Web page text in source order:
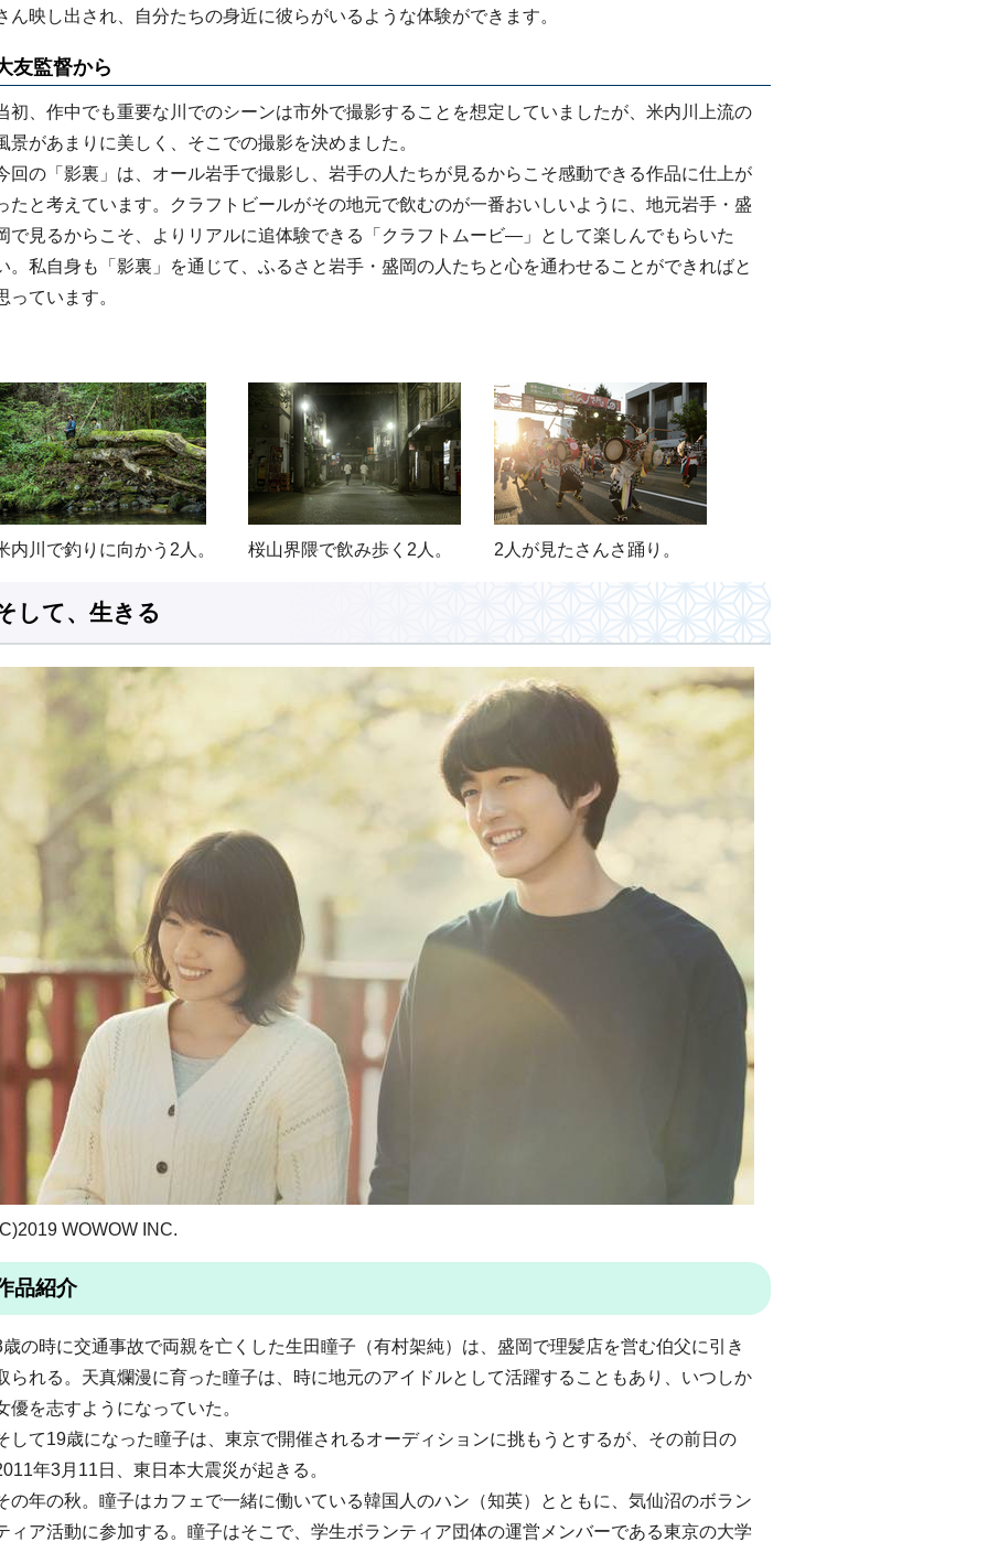
ん映し出され、自分たちの身近に彼らがいるような体験ができます。
友監督から
初、作中でも重要な川でのシーンは市外で撮影することを想定していましたが、米内川上流の
景があまりに美しく、そこでの撮影を決めました。
回の「影裏」は、オール岩手で撮影し、岩手の人たちが見るからこそ感動できる作品に仕上が
たと考えています。クラフトビールがその地元で飲むのが一番おいしいように、地元岩手・盛
で見るからこそ、よりリアルに追体験できる「クラフトムービ―」として楽しんでもらいた
。私自身も「影裏」を通じて、ふるさと岩手・盛岡の人たちと心を通わせることができればと
っています。
内川で釣りに向かう2人。 桜山界隈で飲み歩く2人。 2人が見たさんさ踊り。
して、生きる
WOWOW INC.
品紹介
歳の時に交通事故で両親を亡くした生田瞳子（有村架純）は、盛岡で理髪店を営む伯父に引き
られる。天真爛漫に育った瞳子は、時に地元のアイドルとして活躍することもあり、いつしか
優を志すようになっていた。
して19歳になった瞳子は、東京で開催されるオーディションに挑もうとするが、その前日の
年3月11日、東日本大震災が起きる。
の年の秋。瞳子はカフェで一緒に働いている韓国人のハン（知英）とともに、気仙沼のボラン
ィア活動に参加する。瞳子はそこで、学生ボランティア団体の運営メンバーである東京の大学